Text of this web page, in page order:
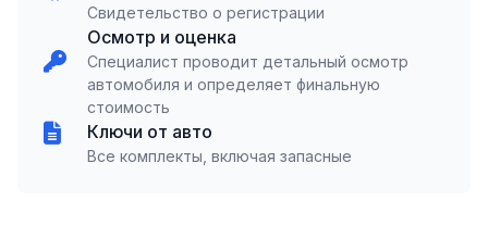
Свидетельство о регистрации
Осмотр и оценка
Специалист проводит детальный осмотр
автомобиля и определяет финальную
стоимость
Ключи от авто
Все комплекты, включая запасные